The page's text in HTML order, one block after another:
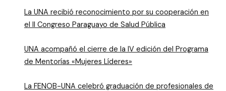
La UNA recibió reconocimiento por su cooperación en
el II Congreso Paraguayo de Salud Pública
UNA acompañó el cierre de la IV edición del Programa
de Mentorías «Mujeres Líderes»
La FENOB-UNA celebró graduación de profesionales de